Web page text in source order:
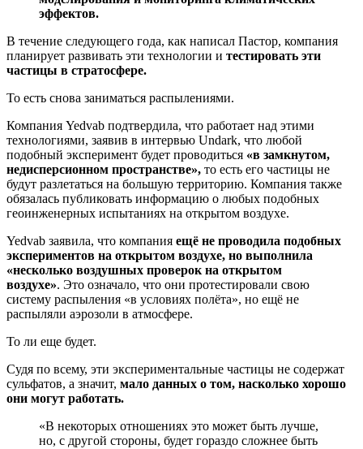
эффектов.
В течение следующего года, как написал Пастор, компания
планирует развивать эти технологии и тестировать эти
частицы в стратосфере.
То есть снова заниматься распылениями.
Компания Yedvab подтвердила, что работает над этими
технологиями, заявив в интервью Undark, что любой
подобный эксперимент будет проводиться «в замкнутом,
недисперсионном пространстве», то есть его частицы не
будут разлетаться на большую территорию. Компания также
обязалась публиковать информацию о любых подобных
геоинженерных испытаниях на открытом воздухе.
Yedvab заявила, что компания ещё не проводила подобных
экспериментов на открытом воздухе, но выполнила
«несколько воздушных проверок на открытом
воздухе». Это означало, что они протестировали свою
систему распыления «в условиях полёта», но ещё не
распыляли аэрозоли в атмосфере.
То ли еще будет.
Судя по всему, эти экспериментальные частицы не содержат
сульфатов, а значит, мало данных о том, насколько хорошо
они могут работать.
«В некоторых отношениях это может быть лучше,
но, с другой стороны, будет гораздо сложнее быть